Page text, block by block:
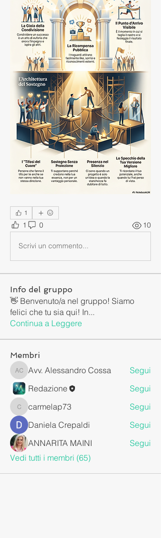
1
1 0 10
Scrivi un commento...
Info del gruppo
👋 Benvenuto/a nel gruppo! Siamo
felici che tu sia qui! In...
Continua a Leggere
Membri
Avv. Alessandro Cossa
Avv. Alessandro Cossa
Segui
Redazione
Segui
carmelap73
carmelap73
Segui
Daniela Crepaldi
Segui
ANNARITA MAINI
Segui
Vedi tutti i membri (65)